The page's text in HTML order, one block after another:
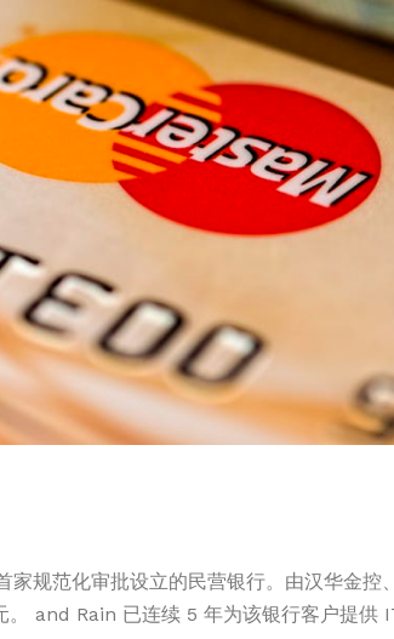
规范化审批设立的民营银行。由汉华金
and Rain 已连续 5 年为该银行客户提供